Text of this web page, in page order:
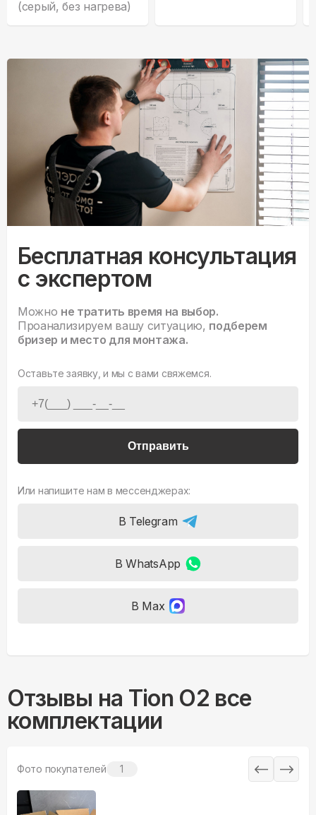
(серый, без нагрева)
Бесплатная консультация
с экспертом
Можно не тратить время на выбор.
Проанализируем вашу ситуацию, подберем
бризер и место для монтажа.
Оставьте заявку, и мы с вами свяжемся.
Отправить
Или напишите нам в мессенджерах:
В Telegram
В WhatsApp
В Max
Отзывы на Tion O2 все
комплектации
Фото покупателей 1